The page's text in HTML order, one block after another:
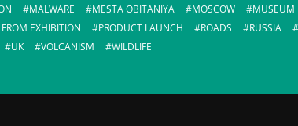
MALWARE MESTA OBITANIYA MOSCOW MUSEUM
FROM EXHIBITION PRODUCT LAUNCH ROADS RUSSIA
UK VOLCANISM WILDLIFE